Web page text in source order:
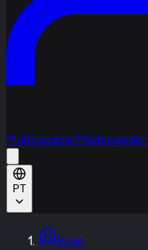
MultijogadorMultijogador
PT
Inicio